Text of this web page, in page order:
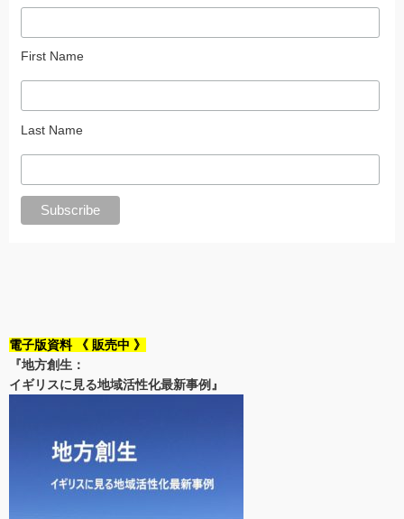
First Name
Last Name
電子版資料 《 販売中 》
『地方創生：
イギリスに見る地域活性化最新事例』